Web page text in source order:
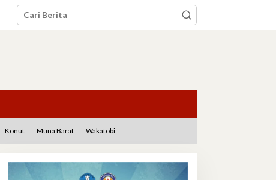
Konut Muna Barat Wakatobi